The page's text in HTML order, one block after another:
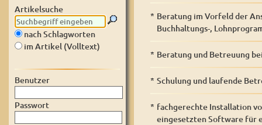
Artikelsuche
nach Schlagworten
im Artikel (Volltext)
Benutzer
Passwort
* Beratung im Vorfeld der
Buchhaltungs-,
* Beratung und Betreuung
* Schulung und laufende
* fachgerechte Installation
eingesetzten Software für